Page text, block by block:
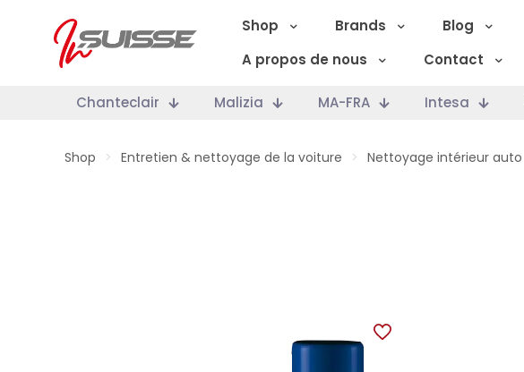
Shop Brands
Blog
A propos de nous
Contact
Chanteclair Malizia MA-FRA Intesa
Shop > Entretien & nettoyage de la voiture > Nettoyage intérieur auto